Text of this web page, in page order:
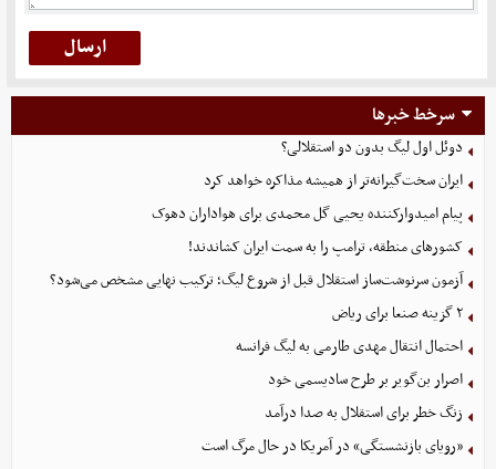
سرخط خبرها
دوئل اول لیگ بدون دو استقلالی؟
ایران سخت‌گیرانه‌تر از همیشه مذاکره خواهد کرد
پیام امیدوارکننده یحیی گل محمدی برای هواداران دهوک
کشورهای منطقه، ترامپ را به سمت ایران کشاندند!
آزمون سرنوشت‌ساز استقلال قبل از شروع لیگ؛ ترکیب نهایی مشخص می‌شود؟
۲ گزینه صنعا برای ریاض
احتمال انتقال مهدی طارمی به لیگ فرانسه
اصرار بن‌گویر بر طرح سادیسمی خود
زنگ خطر برای استقلال به صدا درآمد
«رویای بازنشستگی» در آمریکا در حال مرگ است